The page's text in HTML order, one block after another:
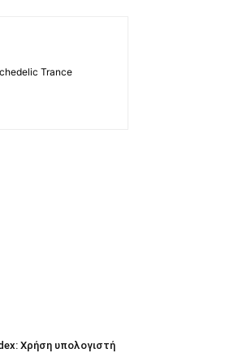
Trance
Χρήση υπολογιστή